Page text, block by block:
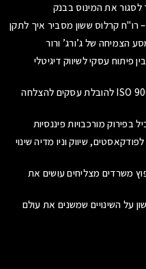
לסגור את המינוס בבנק
הצמיחה של ג’ורג’ ורור
עסקי לשיווק דיגיטלי
חמדאן ג'לולי: ייעוץ כלכלי ומומחיות ב-ISO 9001 להובלת עסקים להצלחה
בפירוק מורכבויות פיננסיות
שיווק וניו מדיה שינוי
משרדים מצליחים עושים את
על השינויים שמשנים את עולם